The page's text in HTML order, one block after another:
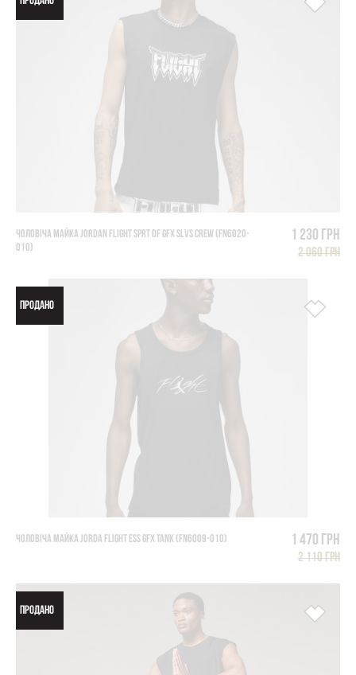
ЧОЛОВІЧА МАЙКА JORDAN FLIGHT SPRT DF GFX SLVS CREW (FN6020-
010)
1 230 грн
2 060 грн
ПРОДАНО
ЧОЛОВІЧА МАЙКА JORDA FLIGHT ESS GFX TANK (FN6009-010) 1 470 грн
2 110 грн
ПРОДАНО